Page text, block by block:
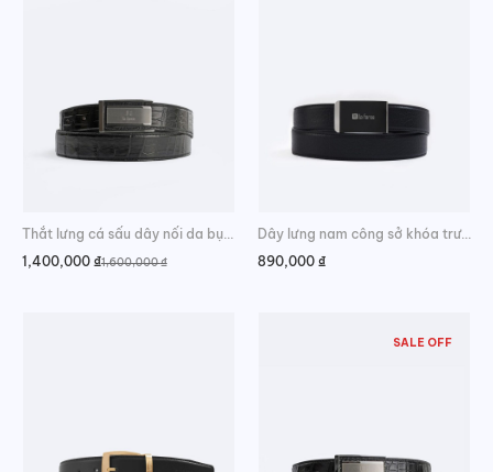
Thắt lưng cá sấu dây nối da bụng sang trọng
1,600,000₫
Giá
1,400,000 ₫
Giá
Dây lưng nam công sở khóa trượt lịch lãm
890,000 ₫
SALE OFF